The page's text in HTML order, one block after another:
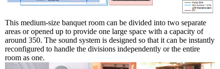
This medium-size banquet room can be divided into two separate
areas or opened up to provide one large space with a capacity of
around 350. The sound system is designed so that it can be instantly
reconfigured to handle the divisions independently or the entire
room as one.